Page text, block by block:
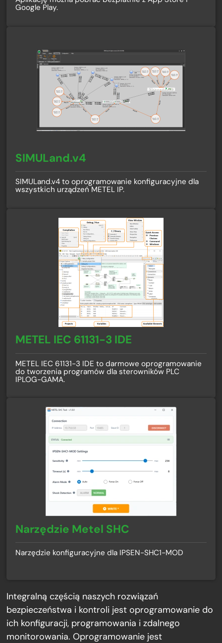
Google Play.
SIMULand.v4
SIMULand.v4 to oprogramowanie konfiguracyjne dla
wszystkich urządzeń METEL IP.
METEL IEC 61131-3 IDE
METEL IEC 61131-3 IDE to darmowe oprogramowanie
do tworzenia programów dla sterowników PLC
IPLOG-GAMA.
Narzędzie Metel SHC
Narzędzie konfiguracyjne dla IPSEN-SHC1-MOD
Integralną częścią naszych rozwiązań
bezpieczeństwa i kontroli jest oprogramowanie do
ich konfiguracji, programowania i zdalnego
monitorowania. Oprogramowanie jest